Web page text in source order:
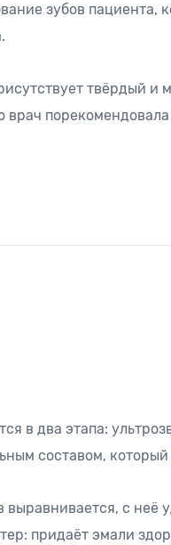
зубов пациента,
твёрдый и
врач
в два этапа:
составом,
с неё
придаёт эмали